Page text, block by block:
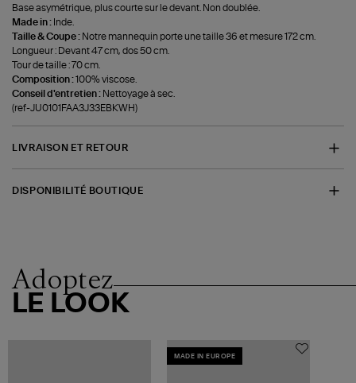
Base asymétrique, plus courte sur le devant. Non doublée.
Made in : Inde.
Taille & Coupe : Notre mannequin porte une taille 36 et mesure 172 cm.
Longueur : Devant 47 cm, dos 50 cm.
Tour de taille : 70 cm.
Composition :100% viscose.
Conseil d'entretien : Nettoyage à sec.
(ref-JU0101FAA3J33EBKWH)
LIVRAISON ET RETOUR
DISPONIBILITÉ BOUTIQUE
Adoptez
LE LOOK
MADE IN EUROPE